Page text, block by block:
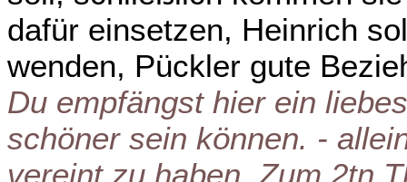
dafür einsetzen, Heinrich
wenden, Pückler gute
Du empfängst hier ein
schöner sein können. -
vereint zu haben. Zum 2tn